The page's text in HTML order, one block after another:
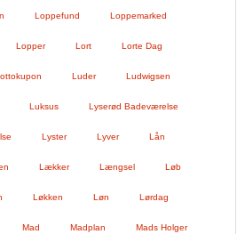
Loppefund Loppemarked
Lopper Lort Lorte Dag
Luder Ludwigsen
Luksus Lyserød Badeværelse
Lyster Lyver Lån
Lækker Længsel Løb
Løkken Løn Lørdag
Mad Madplan Mads Holger